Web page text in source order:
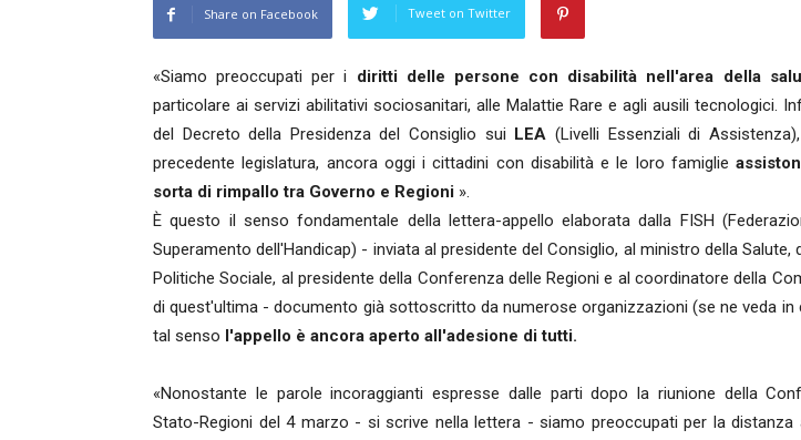
Share on Facebook Tweet on Twitter
«Siamo preoccupati per i diritti delle persone con disabilità nell'area della
particolare ai servizi abilitativi sociosanitari, alle Malattie Rare e agli ausili tecnologici.
del Decreto della Presidenza del Consiglio sui LEA (Livelli Essenziali di
precedente legislatura, ancora oggi i cittadini con disabilità e le loro famiglie
sorta di rimpallo tra Governo e Regioni ».
È questo il senso fondamentale della lettera-appello elaborata dalla FISH
Superamento dell'Handicap) - inviata al presidente del Consiglio, al ministro della Salute,
Politiche Sociale, al presidente della Conferenza delle Regioni e al coordinatore della
di quest'ultima - documento già sottoscritto da numerose organizzazioni (se ne veda in
tal senso l'appello è ancora aperto all'adesione di tutti.
«Nonostante le parole incoraggianti espresse dalle parti dopo la riunione della
Stato-Regioni del 4 marzo - si scrive nella lettera - siamo preoccupati per la distanza